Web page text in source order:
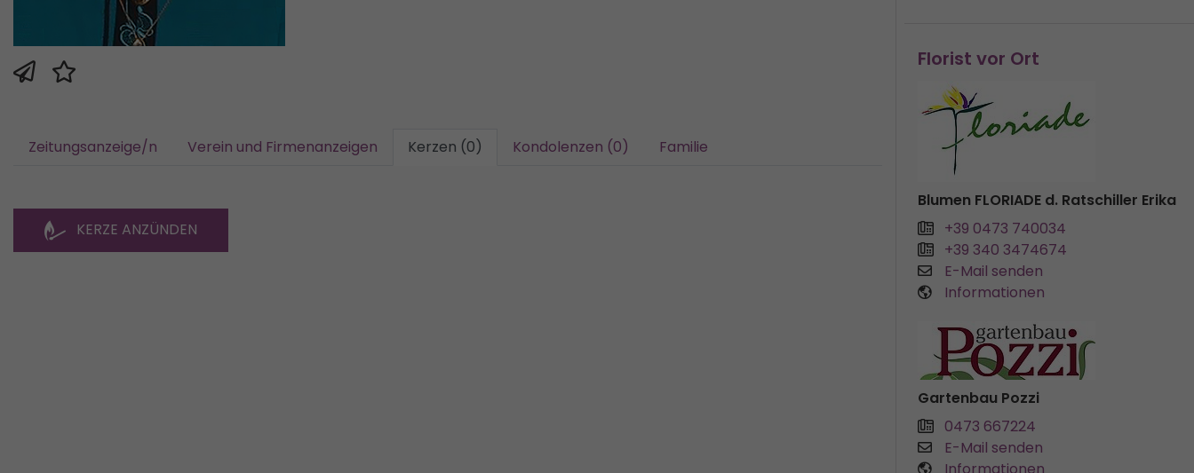
Zeitungsanzeige/n Verein und Firmenanzeigen Kerzen (0) Kondolenzen (0) Familie
KERZE ANZÜNDEN
Florist vor Ort
Blumen FLORIADE d. Ratschiller Erika
+39 0473 740034
+39 340 3474674
E-Mail senden
Informationen
Gartenbau Pozzi
0473 667224
E-Mail senden